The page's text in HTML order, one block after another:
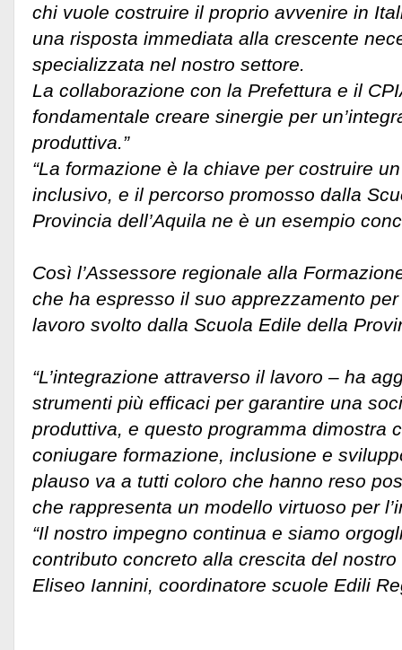
chi vuole costruire il proprio avvenire in
una risposta immediata alla crescente
specializzata nel nostro settore.
La collaborazione con la Prefettura e il
fondamentale creare sinergie per
produttiva.”
“La formazione è la chiave per costruire
inclusivo, e il percorso promosso dalla
Provincia dell’Aquila ne è un esempio
Così l’Assessore regionale alla
che ha espresso il suo apprezzamento
lavoro svolto dalla Scuola Edile della
“L’integrazione attraverso il lavoro – ha
strumenti più efficaci per garantire una
produttiva, e questo programma dimostra
coniugare formazione, inclusione e
plauso va a tutti coloro che hanno reso
che rappresenta un modello virtuoso per
“Il nostro impegno continua e siamo
contributo concreto alla crescita del nostro
Eliseo Iannini, coordinatore scuole Edili